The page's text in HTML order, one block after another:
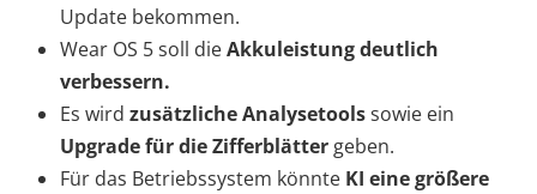
Update bekommen.
Wear OS 5 soll dieAkkuleistung deutlich
verbessern.
Es wird zusätzliche Analysetoolssowie ein
Upgrade für die Zifferblätter geben.
Für das Betriebssystem könnte KI eine größere